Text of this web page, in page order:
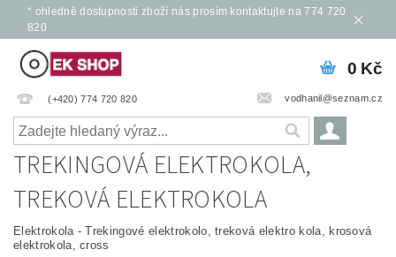
* ohledně dostupnosti zboží nás prosím kontaktujte na 774 720
820
(+420) 774 720 820 vodhanil@seznam.cz
0 Kč
TREKINGOVÁ ELEKTROKOLA,
TREKOVÁ ELEKTROKOLA
Elektrokola - Trekingové elektrokolo, treková elektro kola, krosová
elektrokola, cross